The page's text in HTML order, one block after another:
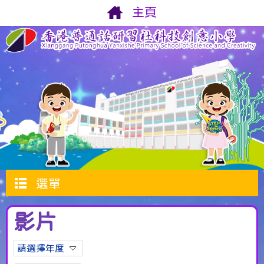
主頁
選單
影片
請選擇年度